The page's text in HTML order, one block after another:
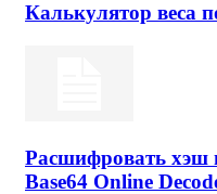
Калькулятор веса
Расшифровать хэш
Base64 Online